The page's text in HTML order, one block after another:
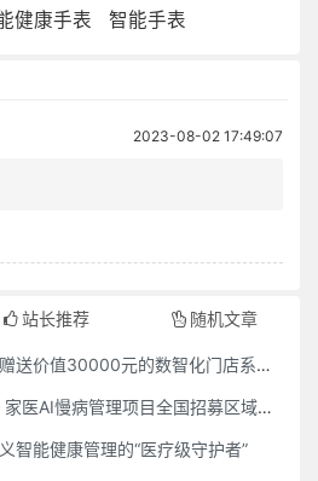
健康手表 智能手表
2023-08-02 17:49:07
站长推荐 随机文章
30000元的数智化门店系统一套（含硬件）
项目全国招募区域合伙人，低投入，高回报，长收益
智能健康管理的“医疗级守护者”